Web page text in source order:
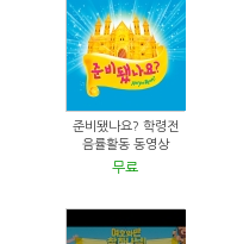
준비됐나요? 학령전
음률활동 동영상
무료